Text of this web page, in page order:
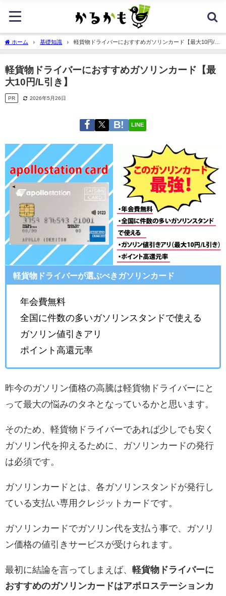
ホーム 基礎知識
軽貨物ドライバーにおすすめガソリンカード【最大10円/L
引き】
軽貨物ドライバーにおすすめガソリンカード【最
大10円/L引き】
PR 2026年5月26日
LINE
軽貨物ドライバーが選ぶべきガソリンカード
年会費無料
全国に件数の多いガソリンスタンドで使える
ガソリン値引きアリ
ポイント高還元率
昨今のガソリン価格の高騰は軽貨物ドライバーにと
って最大の悩みのタネとなっているかと思います。
そのため、軽貨物ドライバーであれば少しでも安く
ガソリン代を抑えるために、ガソリンカードの発行
は必須です。
ガソリンカードとは、各ガソリンスタンドが発行し
ている支払い専用クレジットカードです。
ガソリンカードでガソリン代を支払う事で、ガソリ
ン価格の値引きサービスが受けられます。
最初に結論を言ってしまえば、 軽貨物ドライバーに
おすすめのガソリンカードはアポロステーションカ